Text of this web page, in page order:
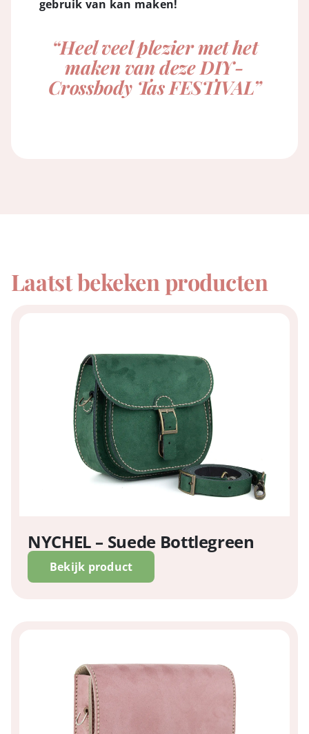
gebruik van kan maken!
“Heel veel plezier met het
maken van deze DIY-
Crossbody Tas FESTIVAL”
Laatst bekeken producten
NYCHEL – Suede Bottlegreen
Bekijk product